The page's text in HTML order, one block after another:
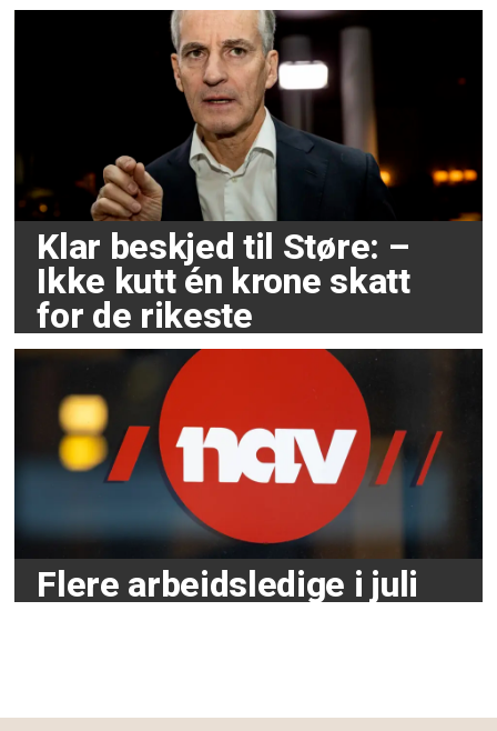
Klar beskjed til Støre: –
Ikke kutt én krone skatt
for de rikeste
Flere arbeidsledige i juli